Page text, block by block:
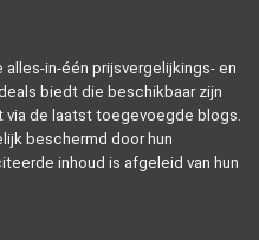
alles-in-één prijsvergelijkings- en
biedt die beschikbaar zijn
via de laatst toegevoegde blogs.
beschermd door hun
inhoud is afgeleid van hun